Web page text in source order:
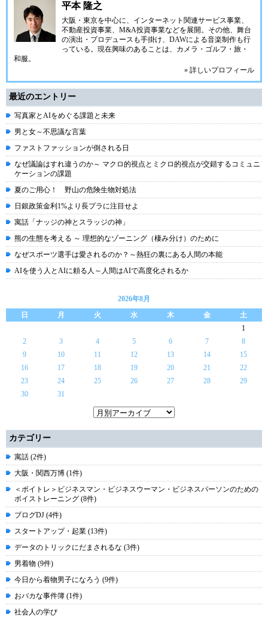
平本 隆之
大阪・東京を中心に、インターネット関連サービス事業、
不動産投資事業、M&A投資事業などを展開。その他、舞台
の演出・プロデュースも手掛け、DAWによる音楽制作も行
っている。現在興味のあることは、カメラ・ゴルフ・旅・
和服。
» 詳しいプロフィール
最近のエントリー
写真家とAIをめぐる課題と未来
男と女～不思議な言葉
ファストファッションが倒される日
なぜ議論はすれ違うのか～ マクロ的視点とミクロ的視点が交錯するコミュニ
ケーションの課題
夏のご用心！ 野山の危険生物対処法
日銀政策金利1%より長プラに注目せよ
寓話「ナッジの神とスラッジの神」
熊の生態を考える ～ 理想的なゾーニング（棲み分け）のために
なぜスポーツ選手は愛されるのか？～熱狂の裏にある人間の本能
AIを使う人とAIに頼る人～人間はAIで高度化されるか
2026年8月
日
月 火 水 木 金
土
1
2
3 4 5 6 7
8
9
10 11 12 13 14
15
16
17 18 19 20 21
22
23
24 25 26 27 28
29
30
31
カテゴリー
寓話 (2件)
大阪・関西万博 (1件)
＜ボイトレ＞ビジネスマン・ビジネスウーマン・ビジネスパーソンのための
ボイストレーニング (8件)
ブログDJ (4件)
スタートアップ・起業 (13件)
データのトリックにだまされるな (3件)
男着物 (9件)
今日から着物男子になろう (9件)
おバカな事件簿 (1件)
社会人の学び